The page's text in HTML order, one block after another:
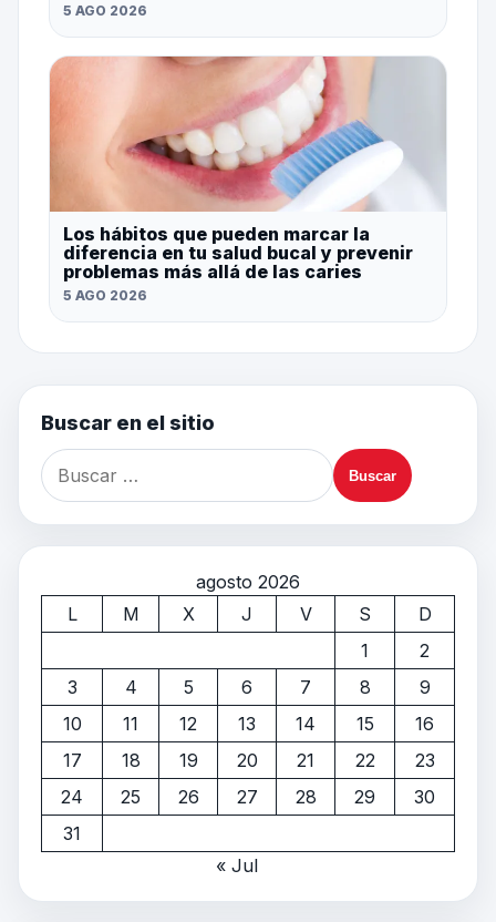
5 AGO 2026
Los hábitos que pueden marcar la
diferencia en tu salud bucal y prevenir
problemas más allá de las caries
5 AGO 2026
Buscar en el sitio
agosto 2026
L
M X J V S
D
1
2
3
4 5 6 7 8
9
10
11 12 13 14 15
16
17
18 19 20 21 22
23
24
25 26 27 28 29
30
31
« Jul